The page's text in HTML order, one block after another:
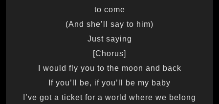
to come
(And she’ll say to him)
Just saying
[Chorus]
I would fly you to the moon and back
If you’ll be, if you’ll be my baby
I’ve got a ticket for a world where we belong